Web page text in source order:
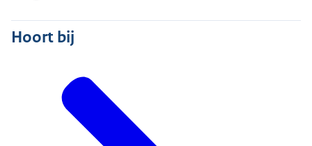
Hoort bij